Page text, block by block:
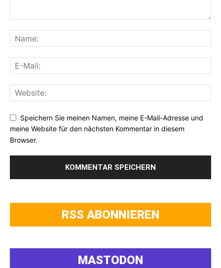
Speichern Sie meinen Namen, meine E-Mail-Adresse und
meine Website für den nächsten Kommentar in diesem
Browser.
RSS ABONNIEREN
MASTODON